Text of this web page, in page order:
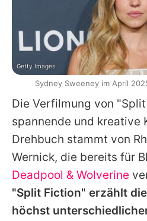
Die Verfilmung von
spannende und kreative
Drehbuch stammt von
Wernick, die bereits für
Deadpool & Wolverine
"Split Fiction" erzählt
höchst
Getty Images
Sydney Sweeney im April